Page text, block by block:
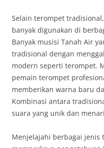
Selain terompet
banyak digunakan di
Banyak musisi Tanah Air
tradisional dengan
modern seperti terompet.
pemain terompet
memberikan warna baru
Kombinasi antara
suara yang unik dan
Menjelajahi berbagai jenis